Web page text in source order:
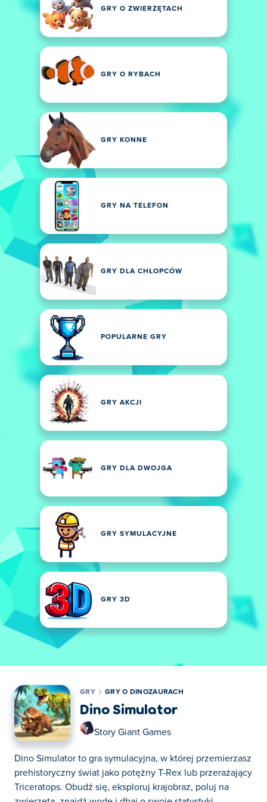
GRY O ZWIERZĘTACH
GRY O RYBACH
GRY KONNE
GRY NA TELEFON
GRY DLA CHŁOPCÓW
POPULARNE GRY
GRY AKCJI
GRY DLA DWOJGA
GRY SYMULACYJNE
GRY 3D
GRY GRY O DINOZAURACH
Dino Simulator
Story Giant Games
Dino Simulator to gra symulacyjna, w której przemierzasz
prehistoryczny świat jako potężny T-Rex lub przerażający
Triceratops. Obudź się, eksploruj krajobraz, poluj na